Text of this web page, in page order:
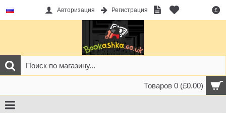
£
Авторизация Регистрация
Товаров 0 (£0.00)